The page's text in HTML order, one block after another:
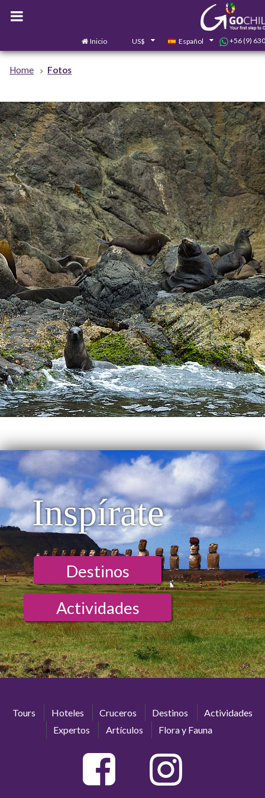
Inicio US$ Español +56 (9)
Home Fotos
Inspírate
Destinos
Actividades
Tours Hoteles Cruceros Destinos
Actividades
Expertos
Artículos Flora y Fauna